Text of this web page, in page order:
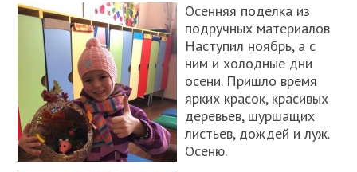
Осенняя поделка из
подручных материалов
Наступил ноябрь, а с
ним и холодные дни
осени. Пришло время
ярких красок, красивых
деревьев, шуршащих
листьев, дождей и луж.
Осеню.